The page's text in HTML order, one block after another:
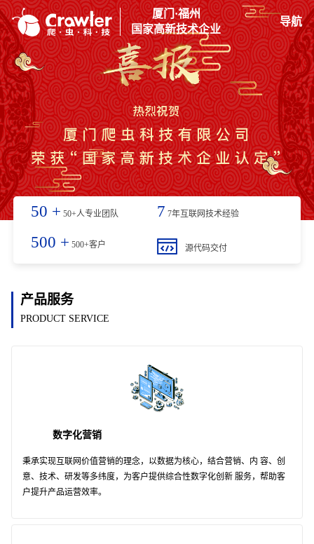
厦门·福州
国家高新技术企业
导航
50 + 50+人专业团队 7 7年互联网技术经验
500 + 500+客户 源代码交付
产品服务
PRODUCT SERVICE
数字化营销
秉承实现互联网价值营销的理念，以数据为核心，结合营销、内 容、创
意、技术、研发等多纬度，为客户提供综合性数字化创新 服务，帮助客
户提升产品运营效率。